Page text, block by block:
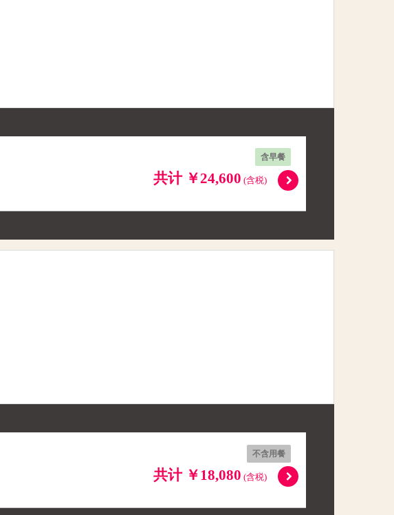
含早餐
共计 ￥24,600 (含税)
不含用餐
共计 ￥18,080 (含税)